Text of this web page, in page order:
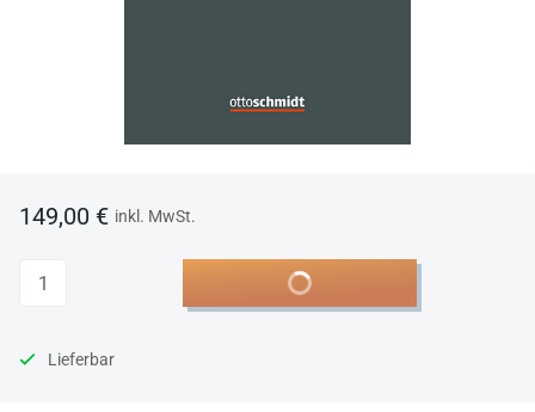
149,00 € inkl. MwSt.
Anzahl In den Warenkorb
Lieferbar